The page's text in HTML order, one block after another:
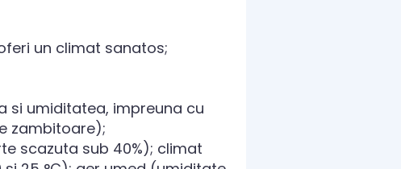
un climat sanatos;
si umiditatea, impreuna cu
zambitoare);
scazuta sub 40%); climat